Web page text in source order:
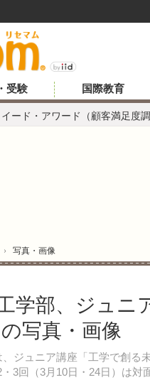
イード・アワード（顧客満足度調
受験 国際教育
› 写真・画像
学部、ジュニ
写真・画像
ジュニア講座「工学で創る
3回（3月10日・24日）は